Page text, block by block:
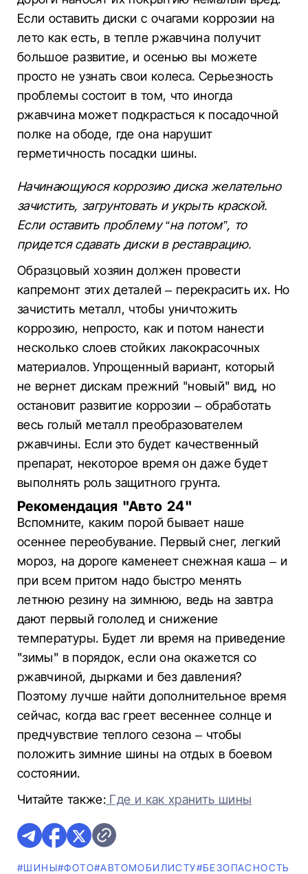
Если оставить диски с очагами коррозии на
лето как есть, в тепле ржавчина получит
большое развитие, и осенью вы можете
просто не узнать свои колеса. Серьезность
проблемы состоит в том, что иногда
ржавчина может подкрасться к посадочной
полке на ободе, где она нарушит
герметичность посадки шины.
Начинающуюся коррозию диска желательно
зачистить, загрунтовать и укрыть краской.
Если оставить проблему “на потом”, то
придется сдавать диски в реставрацию.
Образцовый хозяин должен провести
капремонт этих деталей – перекрасить их. Но
зачистить металл, чтобы уничтожить
коррозию, непросто, как и потом нанести
несколько слоев стойких лакокрасочных
материалов. Упрощенный вариант, который
не вернет дискам прежний "новый" вид, но
остановит развитие коррозии – обработать
весь голый металл преобразователем
ржавчины. Если это будет качественный
препарат, некоторое время он даже будет
выполнять роль защитного грунта.
Рекомендация "Авто 24"
Вспомните, каким порой бывает наше
осеннее переобувание. Первый снег, легкий
мороз, на дороге каменеет снежная каша – и
при всем притом надо быстро менять
летнюю резину на зимнюю, ведь на завтра
дают первый гололед и снижение
температуры. Будет ли время на приведение
"зимы" в порядок, если она окажется со
ржавчиной, дырками и без давления?
Поэтому лучше найти дополнительное время
сейчас, когда вас греет весеннее солнце и
предчувствие теплого сезона – чтобы
положить зимние шины на отдых в боевом
состоянии.
Читайте также: Где и как хранить шины
#ШИНЫ#ФОТО#АВТОМОБИЛИСТУ#БЕЗОПАСНОСТЬ